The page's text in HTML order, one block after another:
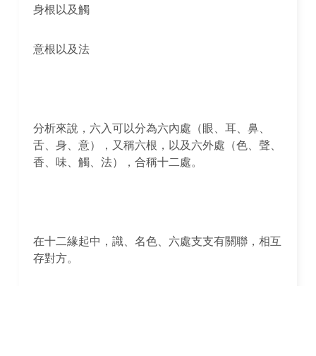
身根以及觸
意根以及法
分析來說，六入可以分為六內處（眼、耳、鼻、
舌、身、意），又稱六根，以及六外處（色、聲、
香、味、觸、法），合稱十二處。
在十二緣起中，識、名色、六處支支有關聯，相互
存對方。